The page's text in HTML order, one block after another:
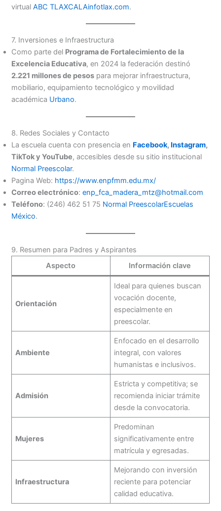
virtual ABC TLAXCALAinfotlax.com.
7. Inversiones e Infraestructura
Como parte del Programa de Fortalecimiento de la
Excelencia Educativa, en 2024 la federación destinó
2.221 millones de pesospara mejorar infraestructura,
mobiliario, equipamiento tecnológico y movilidad
académica Urbano.
8. Redes Sociales y Contacto
La escuela cuenta con presencia en Facebook, Instagram,
TikTok y YouTube, accesibles desde su sitio institucional
Normal Preescolar.
Pagina Web: https://www.enpfmm.edu.mx/
Correo electrónico: enp_fca_madera_mtz@hotmail.com
Teléfono: (246) 462 51 75 Normal PreescolarEscuelas
México.
9. Resumen para Padres y Aspirantes
Aspecto
Información clave
Orientación
Ideal para quienes buscan
vocación docente,
especialmente en
preescolar.
Ambiente
Enfocado en el desarrollo
integral, con valores
humanistas e inclusivos.
Admisión
Estricta y competitiva; se
recomienda iniciar trámite
desde la convocatoria.
Mujeres
Predominan
significativamente entre
matrícula y egresadas.
Infraestructura
Mejorando con inversión
reciente para potenciar
calidad educativa.